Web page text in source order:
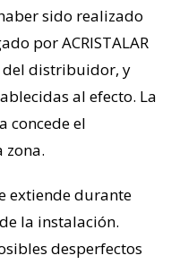
sido realizado
por ACRISTALAR
del distribuidor, y
al efecto. La
concede el
extiende durante
la instalación.
desperfectos